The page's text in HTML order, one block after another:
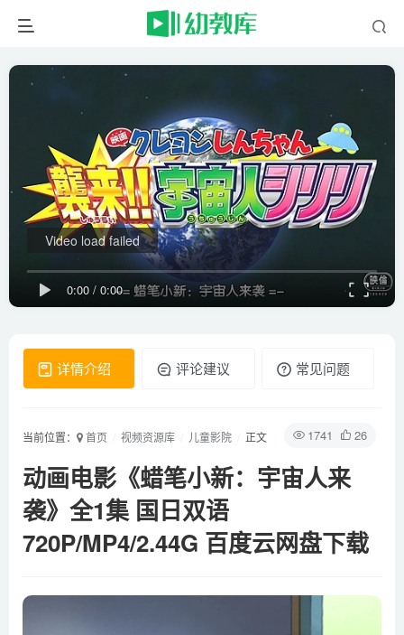
0:00 / 0:00
Video load failed
详情介绍 评论建议 常见问题
1741 26
当前位置： 首页 视频资源库 儿童影院 正文
动画电影《蜡笔小新：宇宙人来
袭》全1集 国日双语
720P/MP4/2.44G 百度云网盘下载